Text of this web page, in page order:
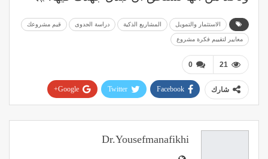
الاستثمار والتمويل المشاريع الذكية دراسة الجدوى قيم مشروعك
معايير لتقييم فكرة مشروع
0 21
شارك Facebook
Twitter
Google+
البريد الإلكتروني
Dr.yousefmanafikhi